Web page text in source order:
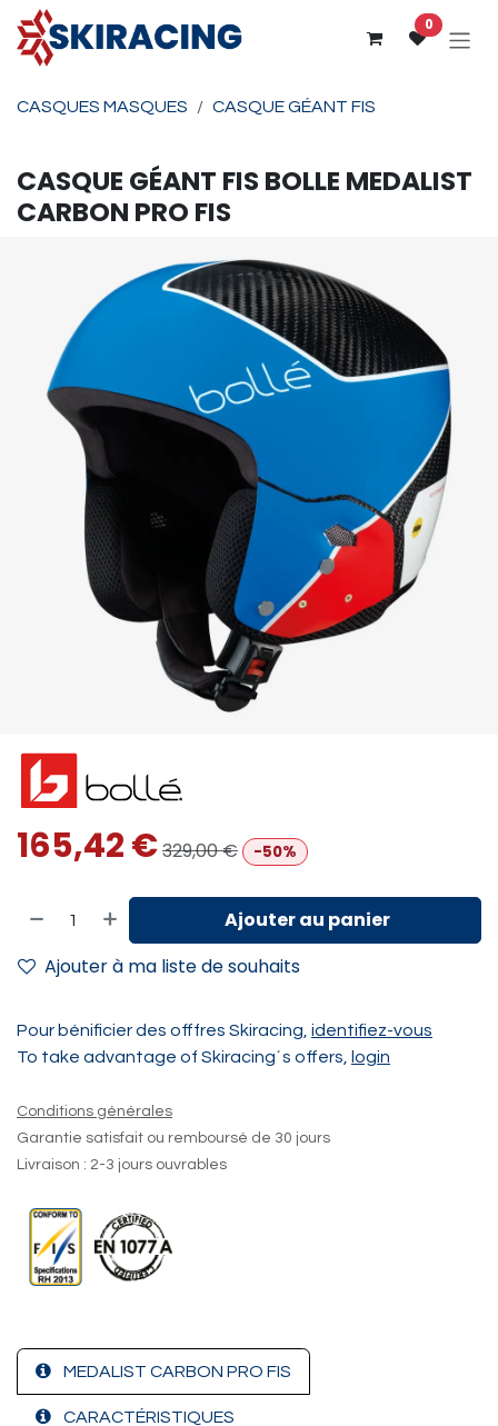
Se rendre au contenu
0
CASQUES MASQUES CASQUE GÉANT FIS
CASQUE GÉANT FIS BOLLE MEDALIST
CARBON PRO FIS
165,42€329,00€ -50%
Ajouter au panier
Ajouter à ma liste de souhaits
Pour bénificier des offfres Skiracing, identifiez-vous
To take advantage of Skiracing´s offers,
login
Conditions générales
Garantie satisfait ou remboursé de 30 jours
Livraison : 2-3 jours ouvrables
MEDALIST CARBON PRO FIS
CARACTÉRISTIQUES